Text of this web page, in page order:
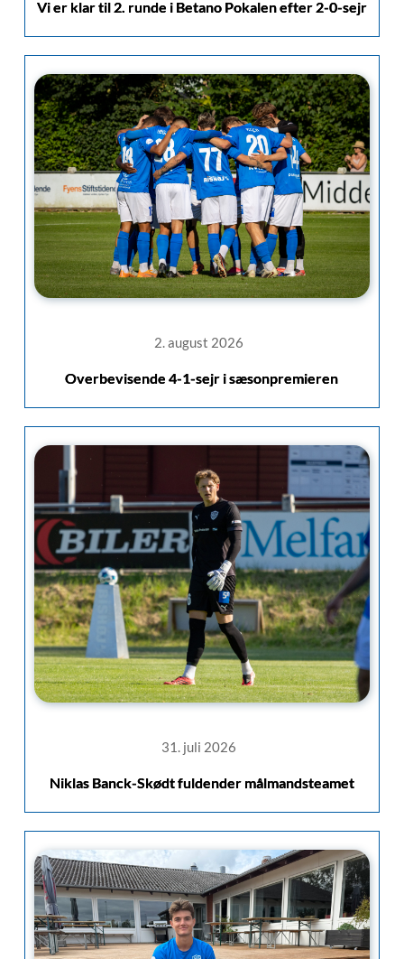
Vi er klar til 2. runde i Betano Pokalen efter 2-0-sejr
2. august 2026
Overbevisende 4-1-sejr i sæsonpremieren
31. juli 2026
Niklas Banck-Skødt fuldender målmandsteamet